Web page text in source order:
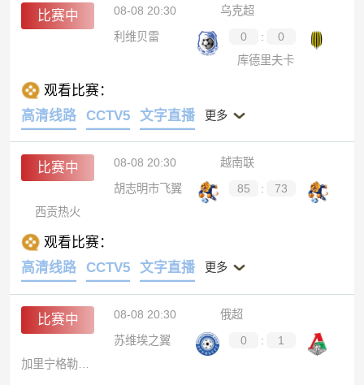
比赛中 08-08 20:30
乌克超
利维贝雷
0 :
0
库德里夫卡
观看比赛：
高清线路
CCTV5 文字直播 更多
比赛中 08-08 20:30
越南联
胡志明市飞翼
85 :
73
西贡热火
观看比赛：
高清线路
CCTV5 文字直播 更多
比赛中 08-08 20:30
俄超
苏维埃之翼
0 :
1